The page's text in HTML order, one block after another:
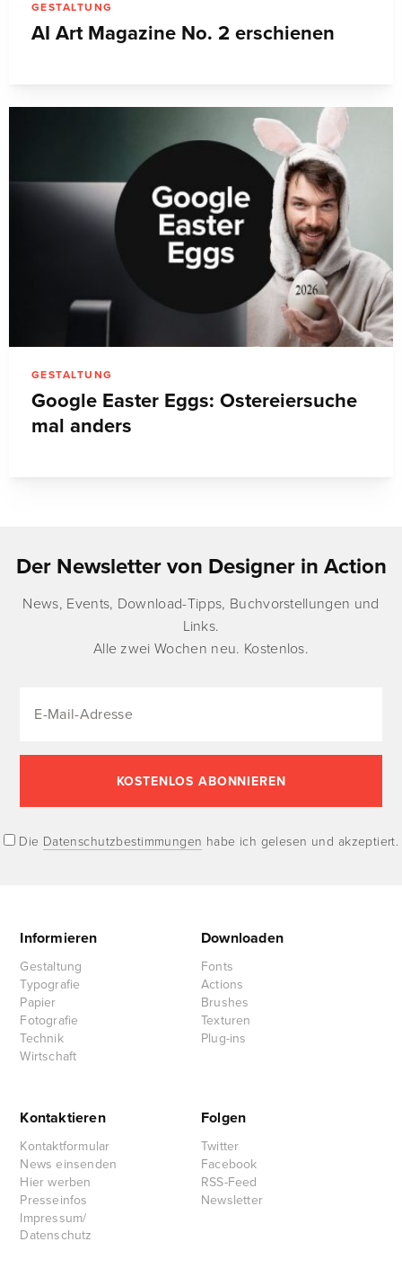
GESTALTUNG
AI Art Magazine No. 2 erschienen
GESTALTUNG
Google Easter Eggs: Ostereiersuche
mal anders
Der Newsletter von Designer in Action
News, Events, Download-Tipps, Buchvorstellungen und
Links.
Alle zwei Wochen neu. Kostenlos.
Die Datenschutzbestimmungen habe ich gelesen und akzeptiert.
Informieren
Gestaltung
Typografie
Papier
Fotografie
Technik
Wirtschaft
Downloaden
Fonts
Actions
Brushes
Texturen
Plug-ins
Kontaktieren
Kontaktformular
News einsenden
Hier werben
Presseinfos
Impressum/
Datenschutz
Folgen
Twitter
Facebook
RSS-Feed
Newsletter